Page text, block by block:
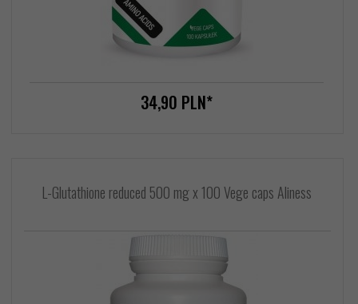
34,90 PLN*
L-Glutathione reduced 500 mg x 100 Vege caps Aliness